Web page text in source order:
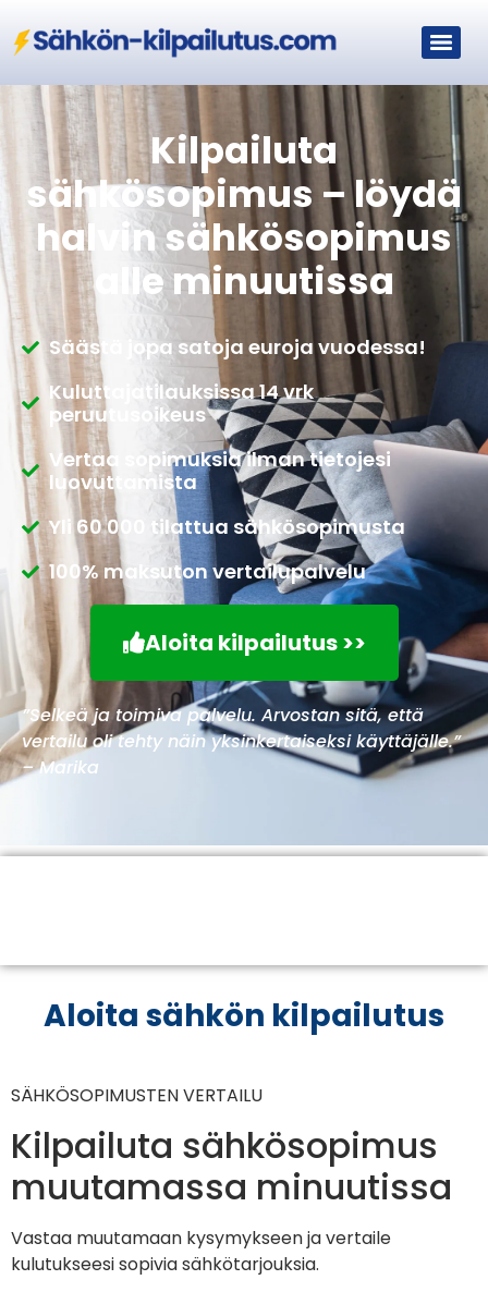
Kilpailuta
sähkösopimus – löydä
halvin sähkösopimus
alle minuutissa
Säästä jopa satoja euroja vuodessa!
Kuluttajatilauksissa 14 vrk
peruutusoikeus
Vertaa sopimuksia ilman tietojesi
luovuttamista
Yli 60 000 tilattua sähkösopimusta
100% maksuton vertailupalvelu
Aloita kilpailutus >>
”Selkeä ja toimiva palvelu. Arvostan sitä, että
vertailu oli tehty näin yksinkertaiseksi käyttäjälle.”
– Marika
Aloita sähkön kilpailutus
SÄHKÖSOPIMUSTEN VERTAILU
Kilpailuta sähkösopimus
muutamassa minuutissa
Vastaa muutamaan kysymykseen ja vertaile
kulutukseesi sopivia sähkötarjouksia.